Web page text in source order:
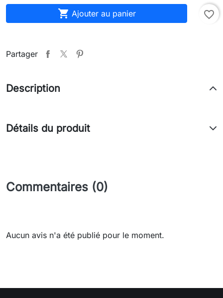
 Ajouter au panier favorite_border
Partager
Description
Détails du produit
Commentaires (0)
Aucun avis n'a été publié pour le moment.